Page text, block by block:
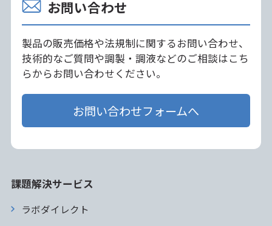
お問い合わせ
製品の販売価格や法規制に関するお問い合わせ、
技術的なご質問や調製・調液などのご相談はこち
らからお問い合わせください。
お問い合わせフォームへ
課題解決サービス
ラボダイレクト